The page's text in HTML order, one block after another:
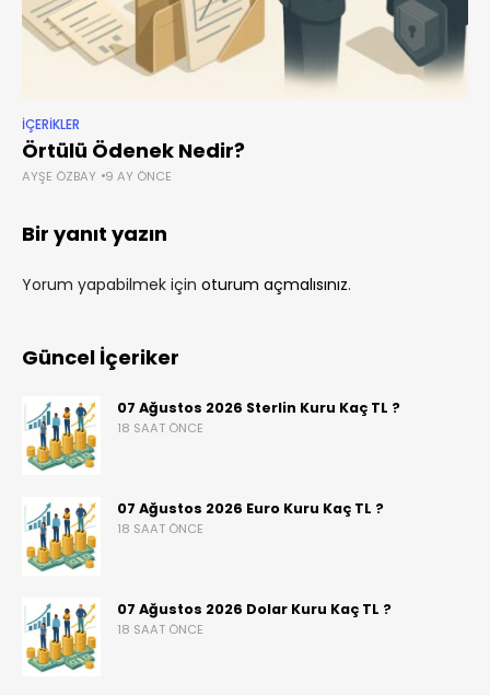
İÇERIKLER
Örtülü Ödenek Nedir?
AYŞE ÖZBAY 9 AY ÖNCE
Bir yanıt yazın
Yorum yapabilmek için oturum açmalısınız.
Güncel İçeriker
07 Ağustos 2026 Sterlin Kuru Kaç TL ?
18 SAAT ÖNCE
07 Ağustos 2026 Euro Kuru Kaç TL ?
18 SAAT ÖNCE
07 Ağustos 2026 Dolar Kuru Kaç TL ?
18 SAAT ÖNCE